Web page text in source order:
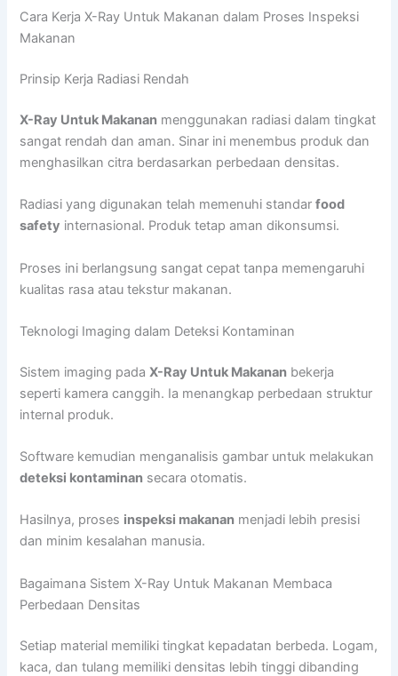
Cara Kerja X-Ray Untuk Makanan dalam Proses Inspeksi
Makanan
Prinsip Kerja Radiasi Rendah
X-Ray Untuk Makanan menggunakan radiasi dalam tingkat
sangat rendah dan aman. Sinar ini menembus produk dan
menghasilkan citra berdasarkan perbedaan densitas.
Radiasi yang digunakan telah memenuhi standarfood
safety internasional. Produk tetap aman dikonsumsi.
Proses ini berlangsung sangat cepat tanpa memengaruhi
kualitas rasa atau tekstur makanan.
Teknologi Imaging dalam Deteksi Kontaminan
Sistem imaging padaX-Ray Untuk Makanan bekerja
seperti kamera canggih. Ia menangkap perbedaan struktur
internal produk.
Software kemudian menganalisis gambar untuk melakukan
deteksi kontaminan secara otomatis.
Hasilnya, proses inspeksi makanan menjadi lebih presisi
dan minim kesalahan manusia.
Bagaimana Sistem X-Ray Untuk Makanan Membaca
Perbedaan Densitas
Setiap material memiliki tingkat kepadatan berbeda. Logam,
kaca, dan tulang memiliki densitas lebih tinggi dibanding